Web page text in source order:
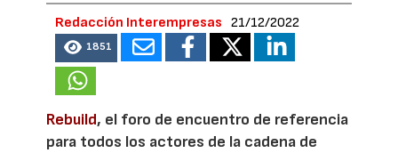
Redacción Interempresas 21/12/2022
1851
Rebuild, el foro de encuentro de referencia
para todos los actores de la cadena de